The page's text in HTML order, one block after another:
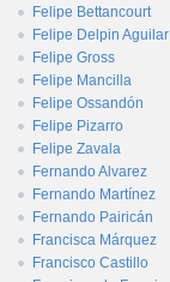
Felipe Bettancourt
Felipe Delpin Aguilar
Felipe Gross
Felipe Mancilla
Felipe Ossandón
Felipe Pizarro
Felipe Zavala
Fernando Alvarez
Fernando Martínez
Fernando Pairicán
Francisca Márquez
Francisco Castillo